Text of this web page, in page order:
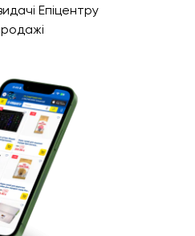
Епіцентру